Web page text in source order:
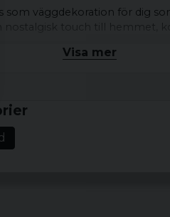
som väggdekoration för dig
nostalgisk touch till hemmet,
från filmen The
barn från filmen The
Visa mer